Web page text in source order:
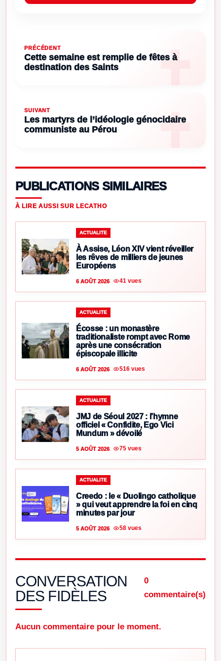
PRÉCÉDENT
Cette semaine est remplie de fêtes à
destination des Saints
SUIVANT
Les martyrs de l’idéologie génocidaire
communiste au Pérou
PUBLICATIONS SIMILAIRES
À LIRE AUSSI SUR LECATHO
ACTUALITE
À Assise, Léon XIV vient réveiller
les rêves de milliers de jeunes
Européens
6 AOÛT 2026 41 vues
ACTUALITE
Écosse : un monastère
traditionaliste rompt avec Rome
après une consécration
épiscopale illicite
6 AOÛT 2026 516 vues
ACTUALITE
JMJ de Séoul 2027 : l’hymne
officiel « Confidite, Ego Vici
Mundum » dévoilé
5 AOÛT 2026 75 vues
ACTUALITE
Creedo : le « Duolingo catholique
» qui veut apprendre la foi en cinq
minutes par jour
5 AOÛT 2026 58 vues
CONVERSATION
DES FIDÈLES
0
commentaire(s)
Aucun commentaire pour le moment.